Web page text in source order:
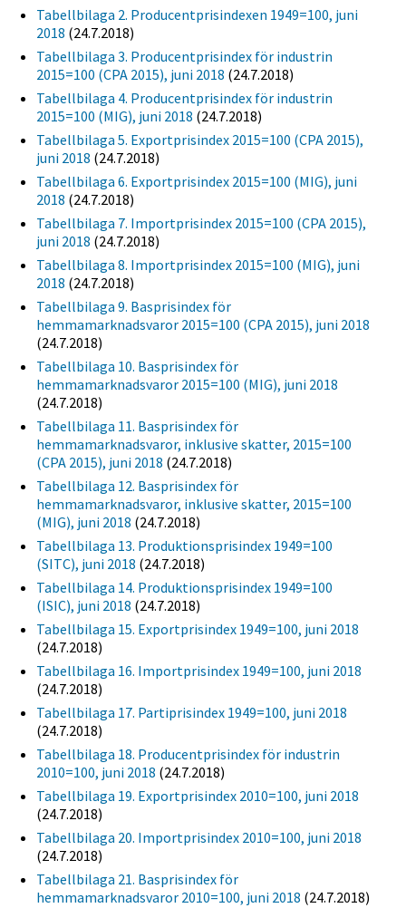
Tabellbilaga 2. Producentprisindexen 1949=100, juni
2018 (24.7.2018)
Tabellbilaga 3. Producentprisindex för industrin
2015=100 (CPA 2015), juni 2018 (24.7.2018)
Tabellbilaga 4. Producentprisindex för industrin
2015=100 (MIG), juni 2018 (24.7.2018)
Tabellbilaga 5. Exportprisindex 2015=100 (CPA 2015),
juni 2018 (24.7.2018)
Tabellbilaga 6. Exportprisindex 2015=100 (MIG), juni
2018 (24.7.2018)
Tabellbilaga 7. Importprisindex 2015=100 (CPA 2015),
juni 2018 (24.7.2018)
Tabellbilaga 8. Importprisindex 2015=100 (MIG), juni
2018 (24.7.2018)
Tabellbilaga 9. Basprisindex för
hemmamarknadsvaror 2015=100 (CPA 2015), juni 2018
(24.7.2018)
Tabellbilaga 10. Basprisindex för
hemmamarknadsvaror 2015=100 (MIG), juni 2018
(24.7.2018)
Tabellbilaga 11. Basprisindex för
hemmamarknadsvaror, inklusive skatter, 2015=100
(CPA 2015), juni 2018 (24.7.2018)
Tabellbilaga 12. Basprisindex för
hemmamarknadsvaror, inklusive skatter, 2015=100
(MIG), juni 2018 (24.7.2018)
Tabellbilaga 13. Produktionsprisindex 1949=100
(SITC), juni 2018 (24.7.2018)
Tabellbilaga 14. Produktionsprisindex 1949=100
(ISIC), juni 2018 (24.7.2018)
Tabellbilaga 15. Exportprisindex 1949=100, juni 2018
(24.7.2018)
Tabellbilaga 16. Importprisindex 1949=100, juni 2018
(24.7.2018)
Tabellbilaga 17. Partiprisindex 1949=100, juni 2018
(24.7.2018)
Tabellbilaga 18. Producentprisindex för industrin
2010=100, juni 2018 (24.7.2018)
Tabellbilaga 19. Exportprisindex 2010=100, juni 2018
(24.7.2018)
Tabellbilaga 20. Importprisindex 2010=100, juni 2018
(24.7.2018)
Tabellbilaga 21. Basprisindex för
hemmamarknadsvaror 2010=100, juni 2018 (24.7.2018)